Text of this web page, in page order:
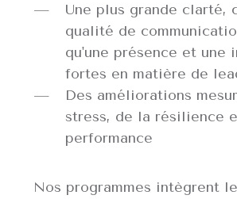
Une plus grande clarté,
qualité de
qu'une présence et une
fortes en matière de
Des améliorations
stress, de la résilience
performance
Nos programmes intègrent